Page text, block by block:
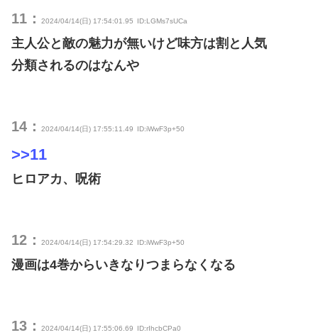
11： 2024/04/14(日) 17:54:01.95 ID:LGMs7sUCa
主人公と敵の魅力が無いけど味方は割と人気
分類されるのはなんや
14： 2024/04/14(日) 17:55:11.49 ID:iWwF3p+50
>>11
ヒロアカ、呪術
12： 2024/04/14(日) 17:54:29.32 ID:iWwF3p+50
漫画は4巻からいきなりつまらなくなる
13： 2024/04/14(日) 17:55:06.69 ID:rIhcbCPa0